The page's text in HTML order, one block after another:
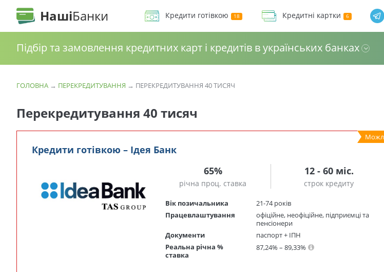
НашіБанки Кредити готівкою Кредитні картки
Підбір та замовлення кредитних карт і кредитів в українських банках
ГОЛОВНА → ПЕРЕКРЕДИТУВАННЯ → ПЕРЕКРЕДИТУВАННЯ 40 ТИСЯЧ
Перекредитування 40 тисяч
Кредити готівкою – Ідея Банк
65%
річна проц. ставка
12 - 60 міс.
строк кредиту
Вік позичальника
21-74 років
Працевлаштування
офіційне, неофіційне, підприємці та
пенсіонери
Документи
паспорт + ІПН
Реальна річна %
ставка
87,24% – 89,33%